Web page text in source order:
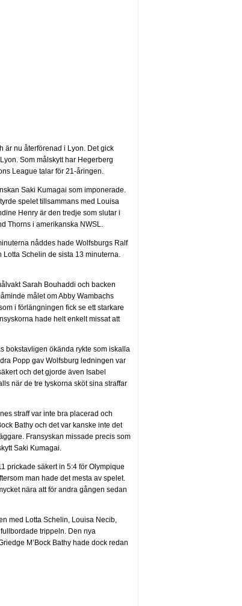
är nu återförenad i Lyon. Det gick
Som målskytt har Hegerberg
League talar för 21-åringen.
Saki Kumagai som imponerade.
spelet tillsammans med Louisa
Henry är den tredje som slutar i
Thorns i amerikanska NWSL.
nåddes hade Wolfsburgs Ralf
Schelin de sista 13 minuterna.
Sarah Bouhaddi och backen
målet om Abby Wambachs
i förlängningen fick se ett starkare
hade helt enkelt missat att
bokstavligen ökända rykte som iskalla
Popp gav Wolfsburg ledningen var
och det gjorde även Isabel
när de tre tyskorna sköt sina straffar
straff var inte bra placerad och
Bathy och det var kanske inte det
Fransyskan missade precis som
Saki Kumagai.
prickade säkert in 5:4 för Olympique
man hade det mesta av spelet.
nära att för andra gången sedan
med Lotta Schelin, Louisa Necib,
trippeln. Den nya
M’Bock Bathy hade dock redan